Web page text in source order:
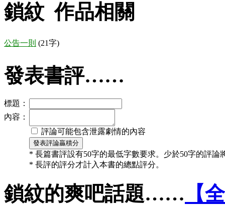
鎖紋 作品相關
公告一則 (21字)
發表書評……
標題：
內容：
評論可能包含泄露劇情的內容
* 長篇書評設有50字的最低字數要求。少於50字的評論
* 長評的評分才計入本書的總點評分。
鎖紋的爽吧話題…… 【